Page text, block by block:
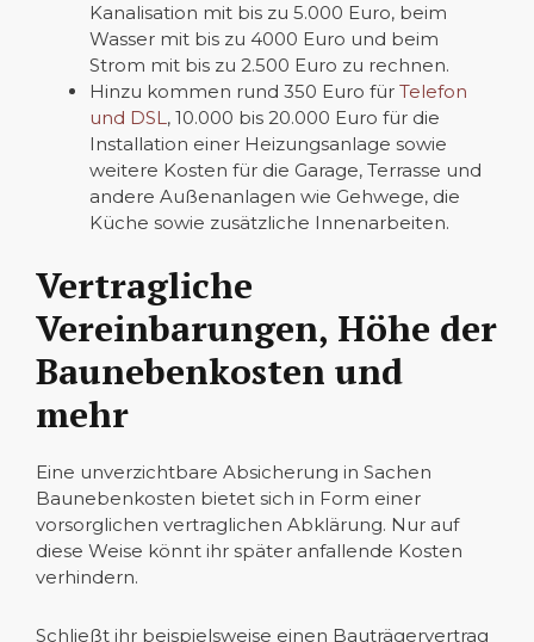
Kanalisation mit bis zu 5.000 Euro, beim
Wasser mit bis zu 4000 Euro und beim
Strom mit bis zu 2.500 Euro zu rechnen.
Hinzu kommen rund 350 Euro für Telefon
und DSL, 10.000 bis 20.000 Euro für die
Installation einer Heizungsanlage sowie
weitere Kosten für die Garage, Terrasse und
andere Außenanlagen wie Gehwege, die
Küche sowie zusätzliche Innenarbeiten.
Vertragliche
Vereinbarungen, Höhe der
Baunebenkosten und
mehr
Eine unverzichtbare Absicherung in Sachen
Baunebenkosten bietet sich in Form einer
vorsorglichen vertraglichen Abklärung. Nur auf
diese Weise könnt ihr später anfallende Kosten
verhindern.
Schließt ihr beispielsweise einen Bauträgervertrag